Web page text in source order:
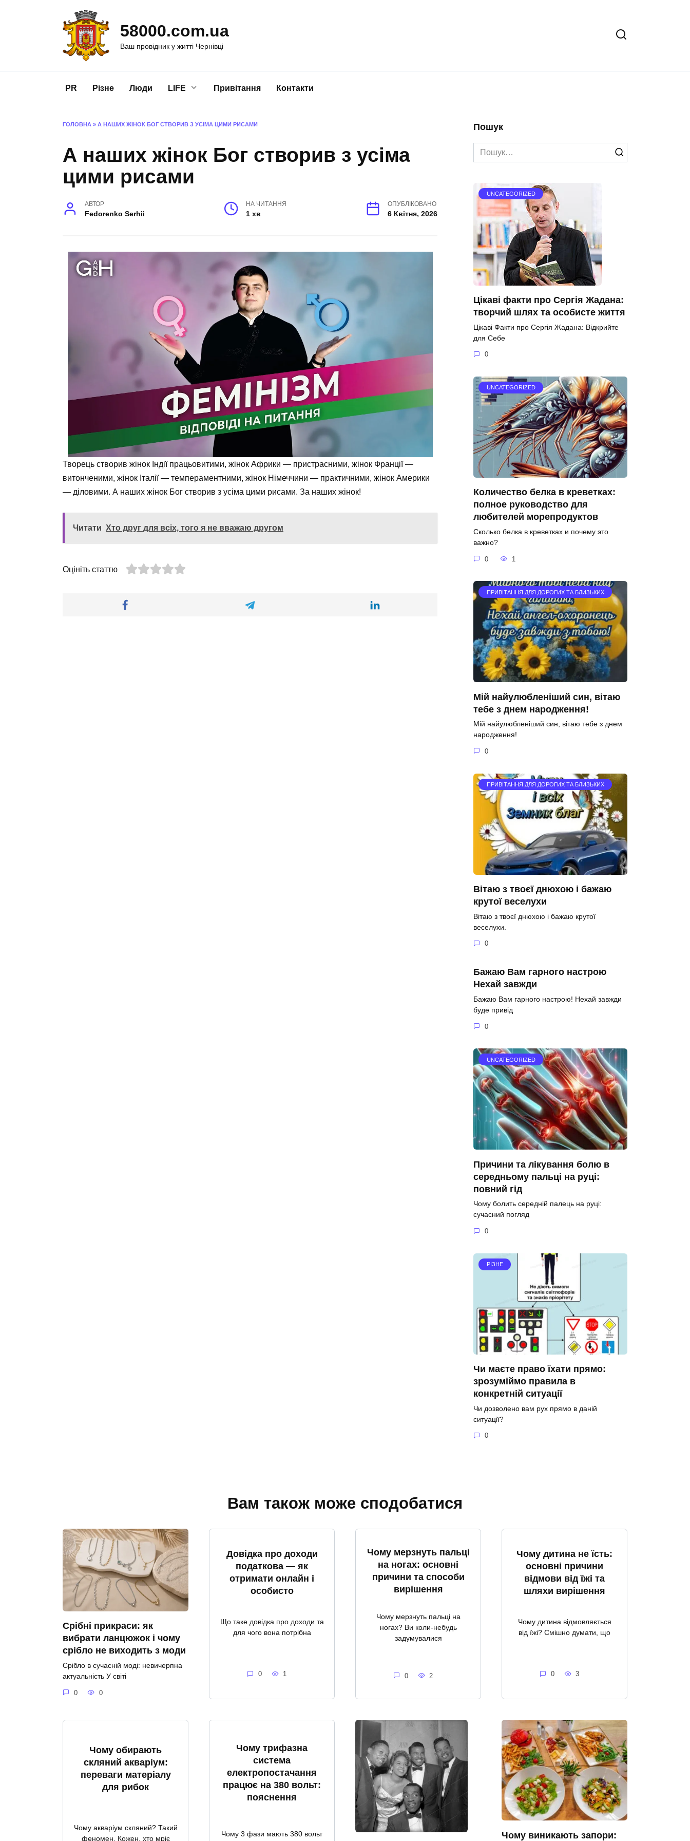
58000.com.ua
Ваш провідник у житті Чернівці
PR Різне Люди LIFE Привітання Контакти
ГОЛОВНА » А НАШИХ ЖІНОК БОГ СТВОРИВ З УСІМА ЦИМИ РИСАМИ
А наших жінок Бог створив з усіма
цими рисами
АВТОР
Fedorenko Serhii
НА ЧИТАННЯ
1 хв
ОПУБЛІКОВАНО
6 Квітня, 2026
Творець створив жінок Індії працьовитими, жінок Африки — пристрасними, жінок Франції —
витонченими, жінок Італії — темпераментними, жінок Німеччини — практичними, жінок Америки
— діловими. А наших жінок Бог створив з усіма цими рисами. За наших жінок!
Читати Хто друг для всіх, того я не вважаю другом
Оцініть статтю
Пошук
Search
for:
UNCATEGORIZED
Цікаві факти про Сергія Жадана:
творчий шлях та особисте життя
Цікаві Факти про Сергія Жадана: Відкрийте
для Себе
0
UNCATEGORIZED
Количество белка в креветках:
полное руководство для
любителей морепродуктов
Сколько белка в креветках и почему это
важно?
0 1
ПРИВІТАННЯ ДЛЯ ДОРОГИХ ТА БЛИЗЬКИХ
Мій найулюбленіший син, вітаю
тебе з днем народження!
Мій найулюбленіший син, вітаю тебе з днем
народження!
0
ПРИВІТАННЯ ДЛЯ ДОРОГИХ ТА БЛИЗЬКИХ
Вітаю з твоєї днюхою і бажаю
крутої веселухи
Вітаю з твоєї днюхою і бажаю крутої
веселухи.
0
Бажаю Вам гарного настрою
Нехай завжди
Бажаю Вам гарного настрою! Нехай завжди
буде привід
0
UNCATEGORIZED
Причини та лікування болю в
середньому пальці на руці:
повний гід
Чому болить середній палець на руці:
сучасний погляд
0
РІЗНЕ
Чи маєте право їхати прямо:
зрозуміймо правила в
конкретній ситуації
Чи дозволено вам рух прямо в даній
ситуації?
0
Вам також може сподобатися
Срібні прикраси: як
вибрати ланцюжок і чому
срібло не виходить з моди
Срібло в сучасній моді: невичерпна
актуальність У світі
0 0
Довідка про доходи
податкова — як
отримати онлайн і
особисто
Що таке довідка про доходи та
для чого вона потрібна
0 1
Чому мерзнуть пальці
на ногах: основні
причини та способи
вирішення
Чому мерзнуть пальці на
ногах? Ви коли-небудь
задумувалися
0 2
Чому дитина не їсть:
основні причини
відмови від їжі та
шляхи вирішення
Чому дитина відмовляється
від їжі? Смішно думати, що
0 3
Чому обирають
скляний акваріум:
переваги матеріалу
для рибок
Чому акваріум скляний? Такий
феномен. Кожен, хто мріє
Чому трифазна
система
електропостачання
працює на 380 вольт:
пояснення
Чому 3 фази мають 380 вольт
Чому виникають запори: